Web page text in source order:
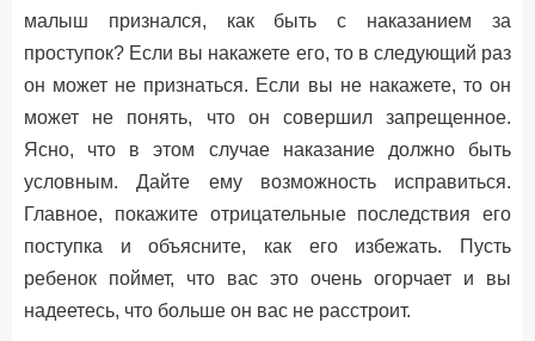
малыш признался, как быть с наказанием за
проступок? Если вы накажете его, то в следующий раз
он может не признаться. Если вы не накажете, то он
может не понять, что он совершил запрещенное.
Ясно, что в этом случае наказание должно быть
условным. Дайте ему возможность исправиться.
Главное, покажите отрицательные последствия его
поступка и объясните, как его избежать. Пусть
ребенок поймет, что вас это очень огорчает и вы
надеетесь, что больше он вас не расстроит.